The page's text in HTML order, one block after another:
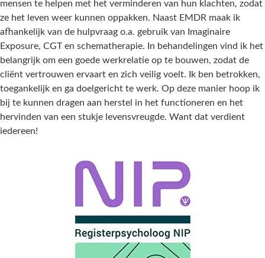
mensen te helpen met het verminderen van hun klachten, zodat
ze het leven weer kunnen oppakken. Naast EMDR maak ik
afhankelijk van de hulpvraag o.a. gebruik van Imaginaire
Exposure, CGT en schematherapie. In behandelingen vind ik het
belangrijk om een goede werkrelatie op te bouwen, zodat de
cliënt vertrouwen ervaart en zich veilig voelt. Ik ben betrokken,
toegankelijk en ga doelgericht te werk. Op deze manier hoop ik
bij te kunnen dragen aan herstel in het functioneren en het
hervinden van een stukje levensvreugde. Want dat verdient
iedereen!